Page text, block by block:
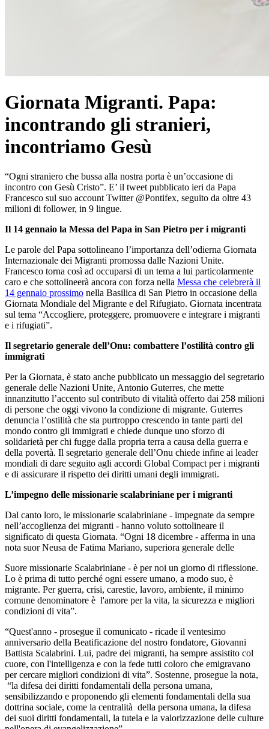
Giornata Migranti. Papa:
incontrando gli stranieri,
incontriamo Gesù
“Ogni straniero che bussa alla nostra porta è un’occasione di
incontro con Gesù Cristo”. E’ il tweet pubblicato ieri da Papa
Francesco sul suo account Twitter @Pontifex, seguito da oltre 43
milioni di follower, in 9 lingue.
Il 14 gennaio la Messa del Papa in San Pietro per i migranti
Le parole del Papa sottolineano l’importanza dell’odierna Giornata
Internazionale dei Migranti promossa dalle Nazioni Unite.
Francesco torna così ad occuparsi di un tema a lui particolarmente
caro e che sottolineerà ancora con forza nella Messa che celebrerà il
14 gennaio prossimo nella Basilica di San Pietro in occasione della
Giornata Mondiale del Migrante e del Rifugiato. Giornata incentrata
sul tema “Accogliere, proteggere, promuovere e integrare i migranti
e i rifugiati”.
Il segretario generale dell’Onu: combattere l’ostilità contro gli
immigrati
Per la Giornata, è stato anche pubblicato un messaggio del segretario
generale delle Nazioni Unite, Antonio Guterres, che mette
innanzitutto l’accento sul contributo di vitalità offerto dai 258 milioni
di persone che oggi vivono la condizione di migrante. Guterres
denuncia l’ostilità che sta purtroppo crescendo in tante parti del
mondo contro gli immigrati e chiede dunque uno sforzo di
solidarietà per chi fugge dalla propria terra a causa della guerra e
della povertà. Il segretario generale dell’Onu chiede infine ai leader
mondiali di dare seguito agli accordi Global Compact per i migranti
e di assicurare il rispetto dei diritti umani degli immigrati.
L’impegno delle missionarie scalabriniane per i migranti
Dal canto loro, le missionarie scalabriniane - impegnate da sempre
nell’accoglienza dei migranti - hanno voluto sottolineare il
significato di questa Giornata. “Ogni 18 dicembre - afferma in una
nota suor Neusa de Fatima Mariano, superiora generale delle
Suore missionarie Scalabriniane - è per noi un giorno di riflessione.
Lo è prima di tutto perché ogni essere umano, a modo suo, è
migrante. Per guerra, crisi, carestie, lavoro, ambiente, il minimo
comune denominatore è l'amore per la vita, la sicurezza e migliori
condizioni di vita”.
“Quest'anno - prosegue il comunicato - ricade il ventesimo
anniversario della Beatificazione del nostro fondatore, Giovanni
Battista Scalabrini. Lui, padre dei migranti, ha sempre assistito col
cuore, con l'intelligenza e con la fede tutti coloro che emigravano
per cercare migliori condizioni di vita”. Sostenne, prosegue la nota,
“la difesa dei diritti fondamentali della persona umana,
sensibilizzando e proponendo gli elementi fondamentali della sua
dottrina sociale, come la centralità della persona umana, la difesa
dei suoi diritti fondamentali, la tutela e la valorizzazione delle culture